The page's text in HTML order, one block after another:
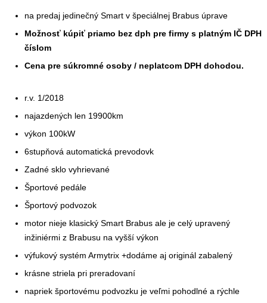
na predaj jedinečný Smart v špeciálnej Brabus úprave
Možnosť kúpiť priamo bez dph pre firmy s platným IČ DPH
číslom
Cena pre súkromné osoby / neplatcom DPH dohodou.
r.v. 1/2018
najazdených len 19900km
výkon 100kW
6stupňová automatická prevodovk
Zadné sklo vyhrievané
Športové pedále
Športový podvozok
motor nieje klasický Smart Brabus ale je celý upravený
inžiniérmi z Brabusu na vyšší výkon
výfukový systém Armytrix +dodáme aj originál zabalený
krásne striela pri preradovaní
napriek športovému podvozku je veľmi pohodlné a rýchle